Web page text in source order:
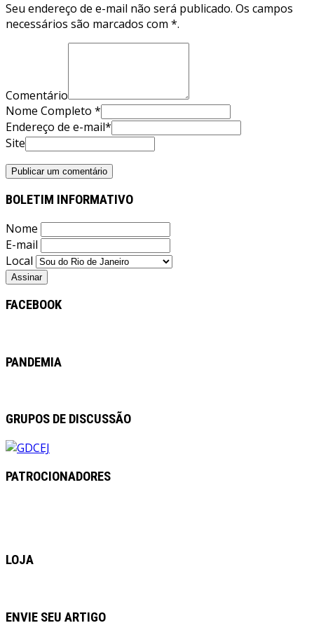
Seu endereço de e-mail não será publicado. Os campos
necessários são marcados com *.
Comentário
Nome Completo *
Endereço de e-mail*
Site
BOLETIM INFORMATIVO
Nome
E-mail
Local
FACEBOOK
PANDEMIA
GRUPOS DE DISCUSSÃO
PATROCIONADORES
LOJA
ENVIE SEU ARTIGO